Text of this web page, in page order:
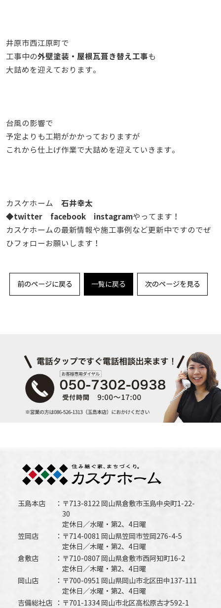
井原市西江原町で
工事中の外壁塗装・屋根瓦葺き替え工事も
大詰めを迎えております。
台風の影響で
予定よりも工期がかかっておりますが
これから仕上げ作業で大詰めを迎えていきます。
カスケホーム 石井幸太
◆twitter facebook instagramやってます！
カスケホームの最新情報や施工事例など更新中ですのでぜ
ひフォローお願いします！
前のページに戻る 一覧に戻る 次のページを見る
玉島本店
〒713-8122 岡山県倉敷市玉島中央町1-22-
30
定休日／水曜・第2、4日曜
笠岡店
〒714-0081 岡山県笠岡市笠岡276-4-5
定休日／木曜・第2、4日曜
倉敷店
〒710-0807 岡山県倉敷市西阿知町16-2
定休日／木曜・第2、4日曜
岡山店
〒700-0951 岡山県岡山市北区田中137-111
定休日／水曜・第2、4日曜
吉備総社店
〒701-1334 岡山市北区高松原古才592-1